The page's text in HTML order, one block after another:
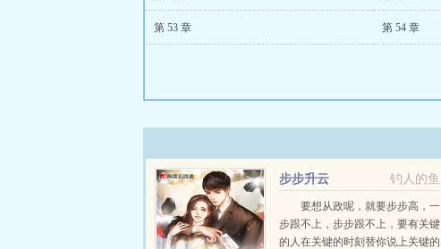
第 53 章 第 54 章
钓人的鱼
步步升云
要想从政呢，就要步步高，一
步跟不上，步步跟不上，要有关键
的人在关键的时刻替你说上关键的